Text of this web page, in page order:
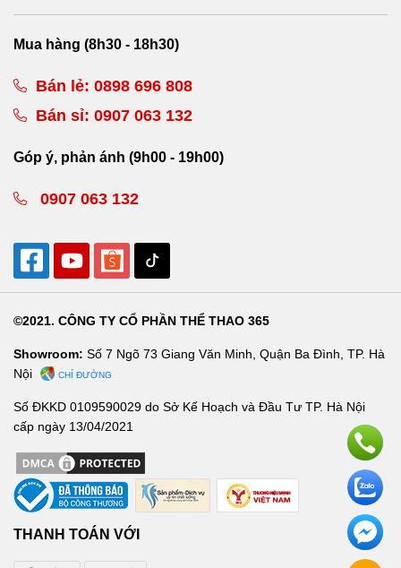
Mua hàng (8h30 - 18h30)
Bán lẻ: 0898 696 808
Bán sỉ: 0907 063 132
Góp ý, phản ánh (9h00 - 19h00)
0907 063 132
©2021. CÔNG TY CỔ PHẦN THỂ THAO 365
Showroom: Số 7 Ngõ 73 Giang Văn Minh, Quận Ba Đình, TP. Hà
Nội
CHỈ ĐƯỜNG
Số ĐKKD 0109590029 do Sở Kế Hoạch và Đầu Tư TP. Hà Nội
cấp ngày 13/04/2021
THANH TOÁN VỚI